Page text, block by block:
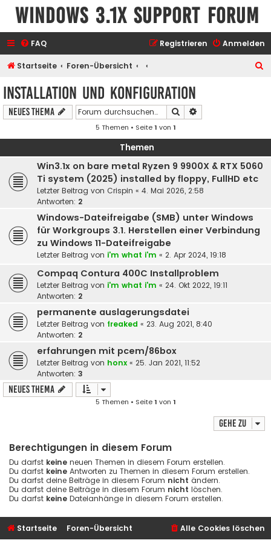
Windows 3.1x Support Forum
FAQ Anmelden
Registrieren
Startseite Foren-Übersicht
Installation und Konfiguration
Neues Thema Suche
5 Themen • Seite1 von 1
Themen
Win3.1x on bare metal Ryzen 9 9900X & RTX 5060
Ti system (2025) installed by floppy, FullHD etc
Letzter Beitrag von Crispin « 4. Mai 2026, 2:58
Antworten: 2
Windows-Dateifreigabe (SMB) unter Windows
für Workgroups 3.1. Herstellen einer Verbindung
zu Windows 11-Dateifreigabe
Letzter Beitrag von i'm what i'm « 2. Apr 2024, 19:18
Compaq Contura 400C Installproblem
Letzter Beitrag von i'm what i'm « 24. Okt 2022, 19:11
Antworten: 2
permanente auslagerungsdatei
Letzter Beitrag von freaked « 23. Aug 2021, 8:40
Antworten: 2
erfahrungen mit pcem/86box
Letzter Beitrag von honx « 25. Jan 2021, 11:52
Antworten: 3
Neues Thema
5 Themen • Seite1 von 1
Gehe zu
Berechtigungen in diesem Forum
Du darfst keine neuen Themen in diesem Forum erstellen.
Du darfst keine Antworten zu Themen in diesem Forum erstellen.
Du darfst deine Beiträge in diesem Forum nicht ändern.
Du darfst deine Beiträge in diesem Forum nicht löschen.
Du darfst keine Dateianhänge in diesem Forum erstellen.
Startseite Foren-Übersicht Alle Cookies löschen